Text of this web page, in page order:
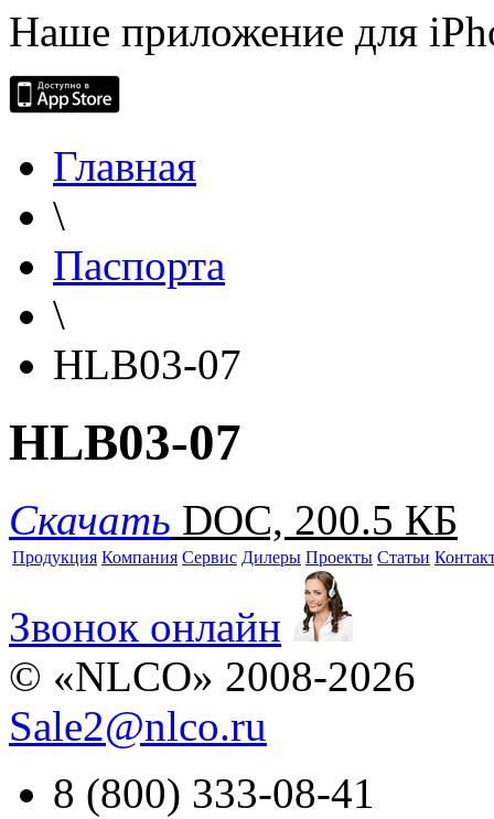
Наше приложение для
Главная
\
Паспорта
\
HLB03-07
HLB03-07
Скачать DOC, 200.5 КБ
Продукция Компания Сервис Дилеры Проекты Статьи
Звонок онлайн
© «NLCO» 2008-2026
Sale2@nlco.ru
8 (800) 333-08-41